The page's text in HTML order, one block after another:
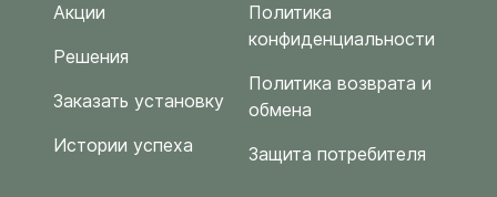
Акции
Решения
Заказать установку
Истории успеха
Политика
конфиденциальности
Политика возврата и
обмена
Защита потребителя